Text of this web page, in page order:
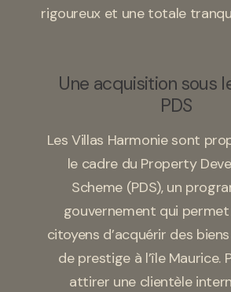
rigoureux et une totale
Une acquisition sous
PDS
Les Villas Harmonie sont
le cadre du Property
Scheme (PDS), un
gouvernement qui
citoyens d’acquérir des
de prestige à l’île Maurice.
attirer une clientèle